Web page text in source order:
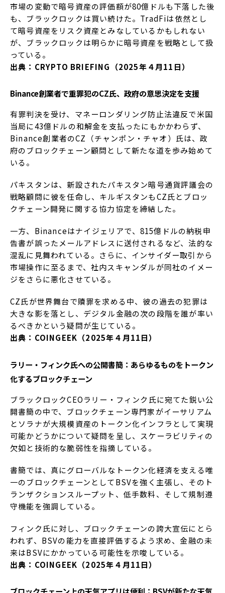
市場の変動で暗号資産の評価額が80億ドルも下落した後
も、ブラックロックは買い続けた。TradFiは依然とし
て暗号資産をリスク資産とみなしているかもしれない
が、ブラックロックは明らかに暗号資産を戦略として扱
っている。
出典：CRYPTO BRIEFING（2025年４月11日）
Binance創業者で重罪犯のCZ氏、政府の意思決定を支援
有罪判決を受け、マネーロンダリング防止法違反で米国
当局に43億ドルの和解金を支払ったにもかかわらず、
Binance創業者のCZ（チャンポン・チャオ）氏は、政
府のブロックチェーン顧問として新たな道を歩み始めて
いる。
パキスタンは、新設されたパキスタン暗号通貨評議会の
戦略顧問に彼を任命し、キルギスタンもCZ氏とブロッ
クチェーン開発に関する協力協定を締結した。
一方、Binanceはナイジェリアで、815億ドルの納税申
告書が誤ったメールアドレスに送付されるなど、法的な
混乱に見舞われている。さらに、インサイダー取引から
市場操作に至るまで、社内スキャンダルが同社のイメー
ジをさらに悪化させている。
CZ氏が世界舞台で贖罪を求める中、彼の過去の犯罪は
大きな影を落とし、デジタル金融の次の段階を誰が率い
るべきかという疑問が生じている。
出典：COINGEEK（2025年４月11日）
ラリー・フィンク氏への公開書簡：あらゆるものをトークン
化するブロックチェーン
ブラックロックCEOラリー・フィンク氏に宛てた鋭い公
開書簡の中で、ブロックチェーン専門家がイーサリアム
とソラナが大規模資産のトークン化インフラとして実現
可能かどうかについて疑問を呈し、スケーラビリティの
欠如と技術的な脆弱性を指摘している。
書簡では、真にグローバルなトークン化経済を支える唯
一のブロックチェーンとしてBSVを強く主張し、そのト
ランザクションスループット、低手数料、そして規制遵
守機能を強調している。
フィンク氏に対し、ブロックチェーンの誇大宣伝にとら
われず、BSVの能力を直接評価するよう求め、金融の未
来はBSVにかかっている可能性を示唆している。
出典：COINGEEK（2025年４月11日）